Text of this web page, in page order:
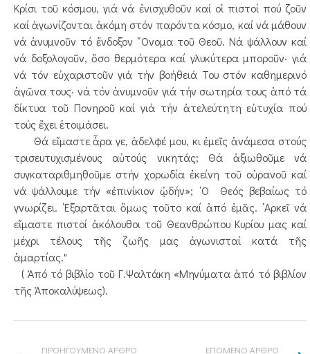
Κρίσι τοῦ κόσμου, γιά νά ἐνισχυθοῦν καί οἱ πιστοί πού ζοῦν
καί ἀγωνίζονται ἀκόμη στόν παρόντα κόσμο, καί νά μάθουν
νά ἀνυμνοῦν τό ἔνδοξον ῎Ονομα τοῦ Θεοῦ. Νά ψάλλουν καί
νά δοξολογοῦν, ὅσο θερμότερα καί γλυκύτερα μποροῦν· γιά
νά τόν εὐχαριστοῦν γιά τήν βοήθειά Του στόν καθημερινό
ἀγῶνα τους· νά τόν ἀνυμνοῦν γιά τήν σωτηρία τους ἀπό τά
δίκτυα τοῦ Πονηροῦ καί γιά τήν ἀτελεύτητη εὐτυχία πού
τούς ἔχει ἑτοιμάσει.
Θά εἴμαστε ἆρα γε, ἀδελφέ μου, κι ἐμεῖς ἀνάμεσα στούς
τρισευτυχισμένους αὐτούς νικητάς; Θά ἀξιωθοῦμε νά
συγκαταριθμηθοῦμε στήν χορωδία ἐκείνη τοῦ οὐρανοῦ καί
νά ψάλλουμε τήν «ἐπινίκιον ᾠδήν»; ῾Ο Θεός βεβαίως τό
γνωρίζει. ᾿Εξαρτᾶται ὅμως τοῦτο καί ἀπό ἐμᾶς. ᾿Αρκεῖ νά
εἴμαστε πιστοί ἀκόλουθοι τοῦ Θεανθρώπου Κυρίου μας καί
μέχρι τέλους τῆς ζωῆς μας ἀγωνισταί κατά τῆς
ἁμαρτίας."
( Ἀπό τό βιβλίο τοῦ Γ.Ψαλτάκη «Μηνύματα ἀπό τό βιβλίον
τῆς Ἀποκαλύψεως).
ΠΡΟΗΓΟΥΜΕΝΟ ΑΡΘΡΟ ΕΠΟΜΕΝΟ ΑΡΘΡΟ